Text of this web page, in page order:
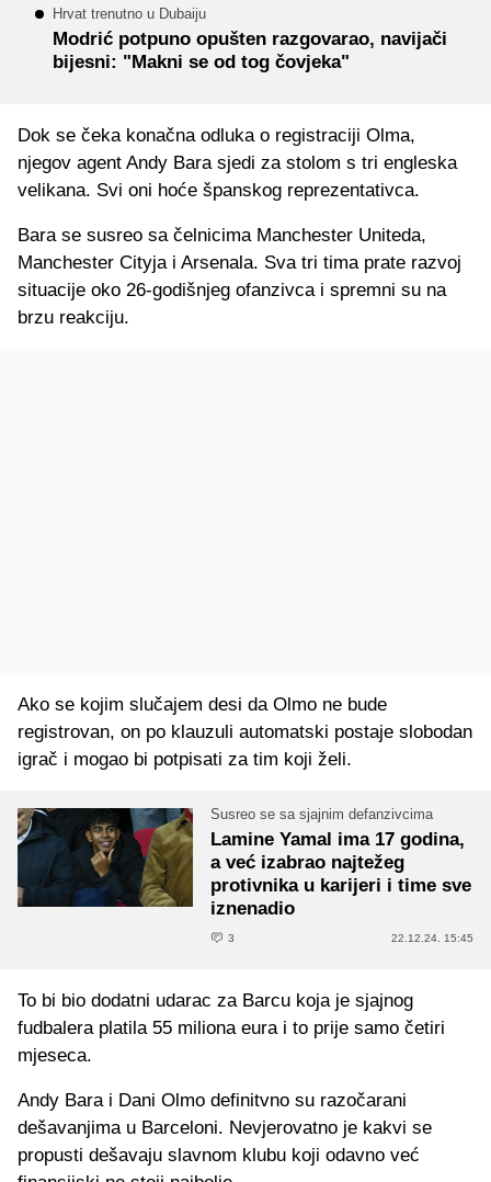
Hrvat trenutno u Dubaiju
Modrić potpuno opušten razgovarao, navijači
bijesni: "Makni se od tog čovjeka"
Dok se čeka konačna odluka o registraciji Olma,
njegov agent Andy Bara sjedi za stolom s tri engleska
velikana. Svi oni hoće španskog reprezentativca.
Bara se susreo sa čelnicima Manchester Uniteda,
Manchester Cityja i Arsenala. Sva tri tima prate razvoj
situacije oko 26-godišnjeg ofanzivca i spremni su na
brzu reakciju.
Ako se kojim slučajem desi da Olmo ne bude
registrovan, on po klauzuli automatski postaje slobodan
igrač i mogao bi potpisati za tim koji želi.
Susreo se sa sjajnim defanzivcima
Lamine Yamal ima 17 godina,
a već izabrao najtežeg
protivnika u karijeri i time sve
iznenadio
3 22.12.24. 15:45
To bi bio dodatni udarac za Barcu koja je sjajnog
fudbalera platila 55 miliona eura i to prije samo četiri
mjeseca.
Andy Bara i Dani Olmo definitvno su razočarani
dešavanjima u Barceloni. Nevjerovatno je kakvi se
propusti dešavaju slavnom klubu koji odavno već